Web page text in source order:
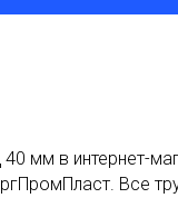
мм в интернет-
Все